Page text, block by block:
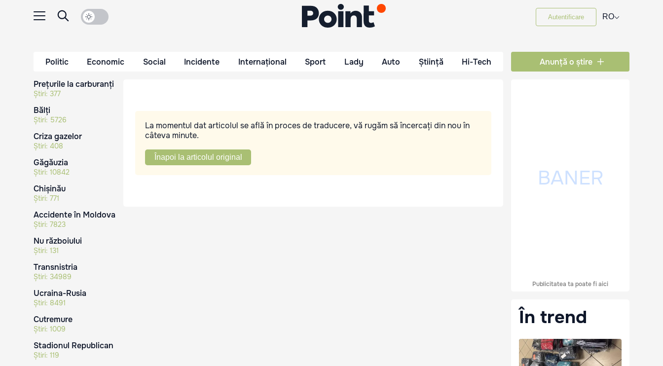
Autentificare RO⌵
Politic Economic Social Incidente Internațional Sport Lady Auto Știință Hi-Tech Anunță o știre
Prețurile la carburanți
Știri: 377
Bălți
Știri: 5726
Criza gazelor
Știri: 408
Găgăuzia
Știri: 10842
Chișinău
Știri: 771
Accidente în Moldova
Știri: 7823
Nu războiului
Știri: 131
Transnistria
Știri: 34989
Ucraina-Rusia
Știri: 8491
Cutremure
Știri: 1009
Stadionul Republican
Știri: 119
La momentul dat articolul se află în proces de traducere, vă rugăm să încercați din nou în
câteva minute.
Înapoi la articolul original
Publicitatea ta poate fi aici
În trend